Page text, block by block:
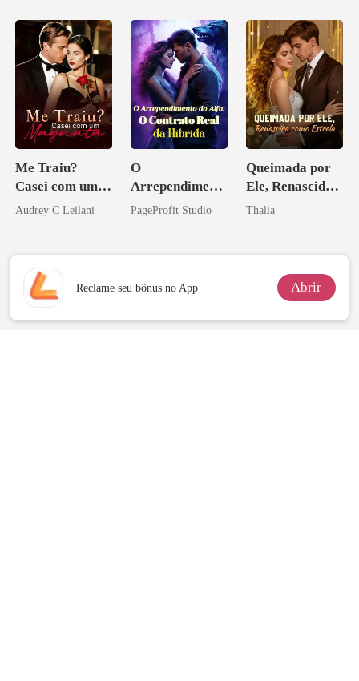
Me Traiu?
Casei com um
Magnata
Audrey C Leilani
O
Arrependiment
o do Alfa: O
PageProfit Studio
Queimada por
Ele, Renascida
como Estrela
Thalia
Reclame seu bônus no App Abrir